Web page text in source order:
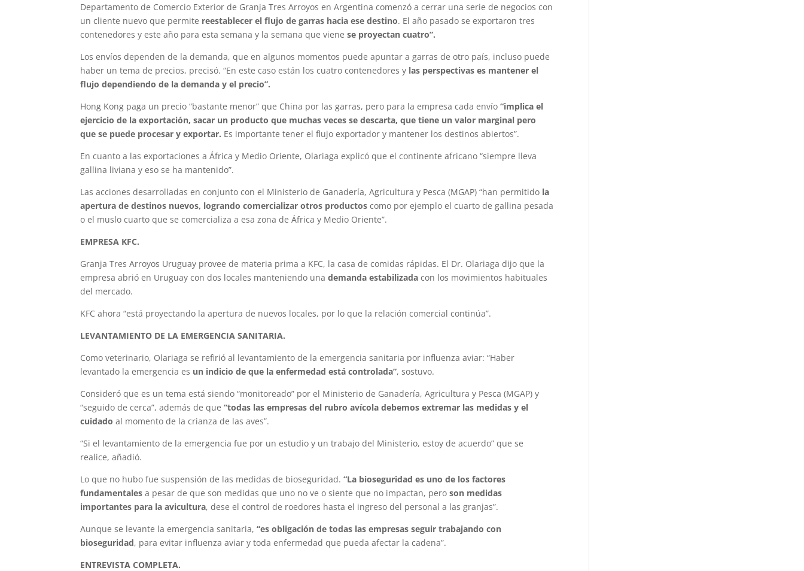
Departamento de Comercio Exterior de Granja Tres Arroyos en Argentina comenzó a cerrar una serie de negocios con
un cliente nuevo que permite reestablecer el flujo de garras hacia ese destino. El año pasado se exportaron tres
contenedores y este año para esta semana y la semana que vienese proyectan cuatro”.
Los envíos dependen de la demanda, que en algunos momentos puede apuntar a garras de otro país, incluso puede
haber un tema de precios, precisó. “En este caso están los cuatro contenedores y las perspectivas es mantener el
flujo dependiendo de la demanda y el precio”.
Hong Kong paga un precio “bastante menor” que China por las garras, pero para la empresa cada envío“implica el
ejercicio de la exportación, sacar un producto que muchas veces se descarta, que tiene un valor marginal pero
que se puede procesar y exportar. Es importante tener el flujo exportador y mantener los destinos abiertos”.
En cuanto a las exportaciones a África y Medio Oriente, Olariaga explicó que el continente africano “siempre lleva
gallina liviana y eso se ha mantenido”.
Las acciones desarrolladas en conjunto con el Ministerio de Ganadería, Agricultura y Pesca (MGAP) “han permitido la
apertura de destinos nuevos, logrando comercializar otros productos como por ejemplo el cuarto de gallina pesada
o el muslo cuarto que se comercializa a esa zona de África y Medio Oriente”.
EMPRESA KFC.
Granja Tres Arroyos Uruguay provee de materia prima a KFC, la casa de comidas rápidas. El Dr. Olariaga dijo que la
empresa abrió en Uruguay con dos locales manteniendo unademanda estabilizada con los movimientos habituales
del mercado.
KFC ahora “está proyectando la apertura de nuevos locales, por lo que la relación comercial continúa”.
LEVANTAMIENTO DE LA EMERGENCIA SANITARIA.
Como veterinario, Olariaga se refirió al levantamiento de la emergencia sanitaria por influenza aviar: “Haber
levantado la emergencia es un indicio de que la enfermedad está controlada”, sostuvo.
Consideró que es un tema está siendo “monitoreado” por el Ministerio de Ganadería, Agricultura y Pesca (MGAP) y
“seguido de cerca”, además de que“todas las empresas del rubro avícola debemos extremar las medidas y el
cuidado al momento de la crianza de las aves”.
“Si el levantamiento de la emergencia fue por un estudio y un trabajo del Ministerio, estoy de acuerdo” que se
realice, añadió.
Lo que no hubo fue suspensión de las medidas de bioseguridad.“La bioseguridad es uno de los factores
fundamentales a pesar de que son medidas que uno no ve o siente que no impactan, peroson medidas
importantes para la avicultura, dese el control de roedores hasta el ingreso del personal a las granjas”.
Aunque se levante la emergencia sanitaria,“es obligación de todas las empresas seguir trabajando con
bioseguridad, para evitar influenza aviar y toda enfermedad que pueda afectar la cadena”.
ENTREVISTA COMPLETA.